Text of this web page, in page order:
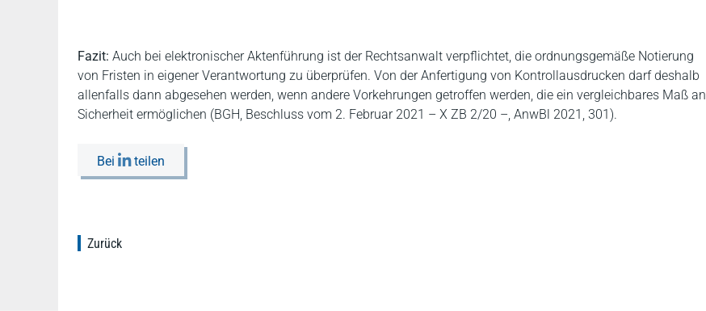
Fazit: Auch bei elektronischer Aktenführung ist der Rechtsanwalt verpflichtet, die ordnungsgemäße Notierung
von Fristen in eigener Verantwortung zu überprüfen. Von der Anfertigung von Kontrollausdrucken darf deshalb
allenfalls dann abgesehen werden, wenn andere Vorkehrungen getroffen werden, die ein vergleichbares Maß an
Sicherheit ermöglichen (BGH, Beschluss vom 2. Februar 2021 – X ZB 2/20 –, AnwBl 2021, 301).
Bei teilen
Zurück